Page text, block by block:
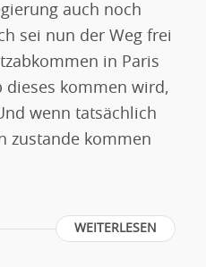
auch noch
sei nun der Weg frei
in Paris
dieses kommen wird,
wenn tatsächlich
zustande kommen
WEITERLESEN